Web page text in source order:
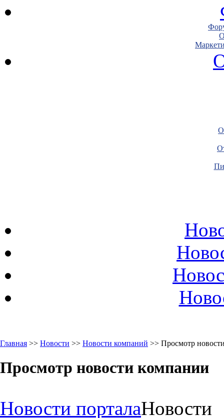
Главная >> Новости >> Новости компаний >> Просмотр
Просмотр новости компании
Новости порталаНовости